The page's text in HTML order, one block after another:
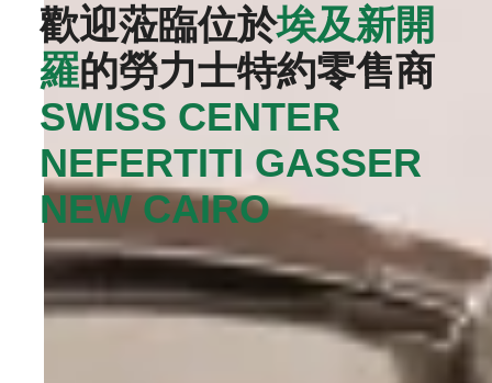
歡迎蒞臨位於埃及新開
羅的勞力士特約零售商‭
SWISS CENTER
NEFERTITI GASSER
NEW CAIRO‬